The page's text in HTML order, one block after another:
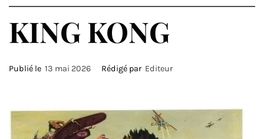
KING KONG
Publié le 13 mai 2026 Rédigé par Editeur